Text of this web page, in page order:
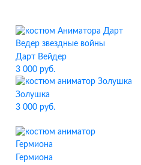
Дарт Вейдер
3 000 руб.
Золушка
3 000 руб.
Гермиона